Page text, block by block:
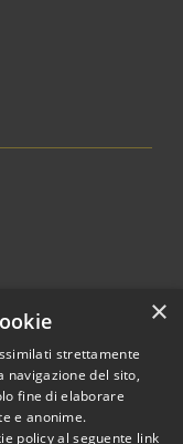
© 2026 • Comune di
×
strettamente
navigazione del sito,
fine di elaborare
e anonime.
policy al seguente link